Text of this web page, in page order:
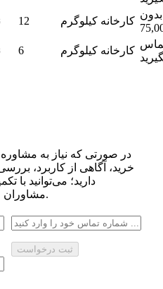
12 کیلوگرم کارخانه
بدون
6 کیلوگرم کارخانه
در صورتی که نیاز به
خرید، آگاهی از کاربرد،
دارید؛ می‌توانید با
مشاوران مرکزآهن ارتباط برقرار کنید.
ثبت درخواست